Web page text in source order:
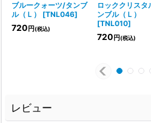
ブルークォーツ/タンブ
ル（Ｌ）
[TNL046]
720 円(税込)
ロッククリスタ
ンブル（Ｌ）
[TNL010]
720 円(税込)
レビュー